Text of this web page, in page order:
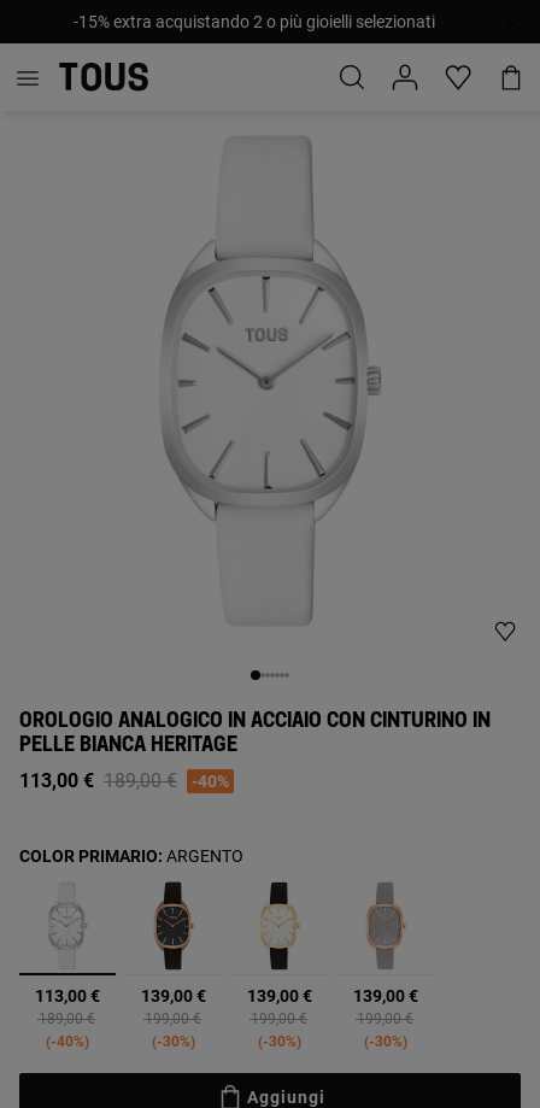
-15% extra acquistando 2 o più gioielli selezionati
OROLOGIO ANALOGICO IN ACCIAIO CON CINTURINO IN
PELLE BIANCA HERITAGE
113,00 € Price reduced from
189,00 €to-40%
selezionato
113,00 €
Price reduced from
189,00 €to
-40%
139,00 €
Price reduced from
199,00 €to
-30%
139,00 €
Price reduced from
199,00 €to
-30%
139,00 €
Price reduced from
199,00 €to
-30%
COLOR PRIMARIO: ARGENTO
Aggiungi